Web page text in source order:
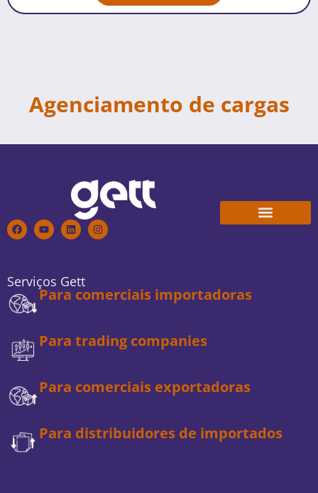
Agenciamento de cargas
Serviços Gett
Para comerciais importadoras
Para trading companies
Para comerciais exportadoras
Para distribuidores de importados